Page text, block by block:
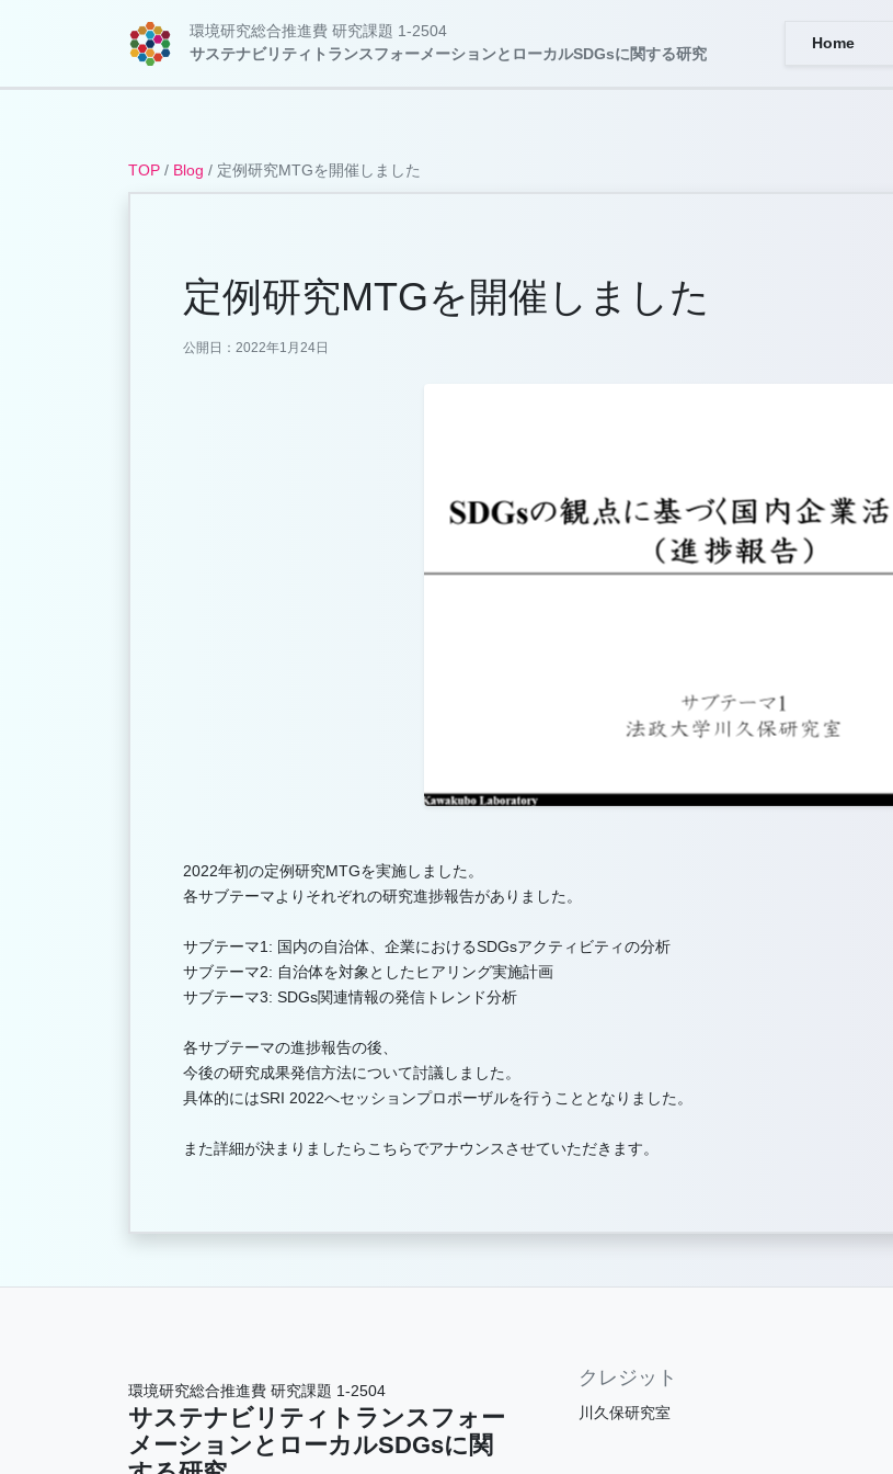
環境研究総合推進費 研究課題 1-2504
サステナビリティトランスフォーメーションとローカルSDGsに関する研究
Home
TOP / Blog / 定例研究MTGを開催しました
定例研究MTGを開催しました
公開日：2022年1月24日
2022年初の定例研究MTGを実施しました。
各サブテーマよりそれぞれの研究進捗報告がありました。
サブテーマ1: 国内の自治体、企業におけるSDGsアクティビティの分析
サブテーマ2: 自治体を対象としたヒアリング実施計画
サブテーマ3: SDGs関連情報の発信トレンド分析
各サブテーマの進捗報告の後、
今後の研究成果発信方法について討議しました。
具体的にはSRI 2022へセッションプロポーザルを行うこととなりました。
また詳細が決まりましたらこちらでアナウンスさせていただきます。
環境研究総合推進費 研究課題 1-2504
サステナビリティトランスフォー
メーションとローカルSDGsに関
クレジット
川久保研究室